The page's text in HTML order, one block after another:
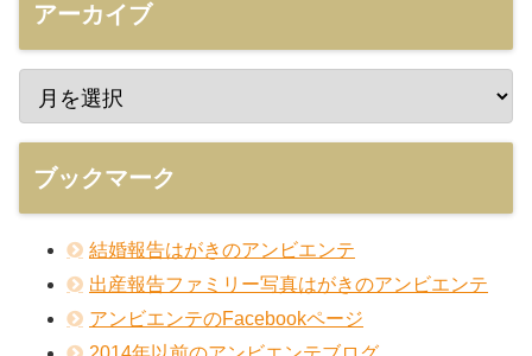
アーカイブ
ブックマーク
結婚報告はがきのアンビエンテ
出産報告ファミリー写真はがきのアンビエンテ
アンビエンテのFacebookページ